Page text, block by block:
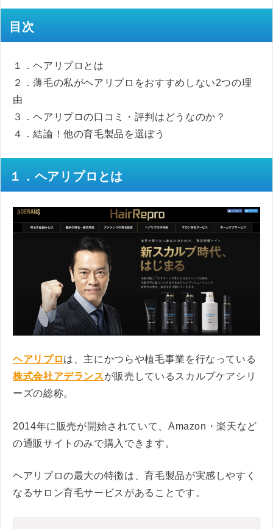
目次
１．ヘアリプロとは
２．薄毛の私がヘアリプロをおすすめしない2つの理
由
３．ヘアリプロの口コミ・評判はどうなのか？
４．結論！他の育毛製品を選ぼう
１．ヘアリプロとは
ヘアリプロは、主にかつらや植毛事業を行なっている
株式会社アデランスが販売しているスカルプケアシリ
ーズの総称。
2014年に販売が開始されていて、Amazon・楽天など
の通販サイトのみで購入できます。
ヘアリプロの最大の特徴は、育毛製品が実感しやすく
なるサロン育毛サービスがあることです。